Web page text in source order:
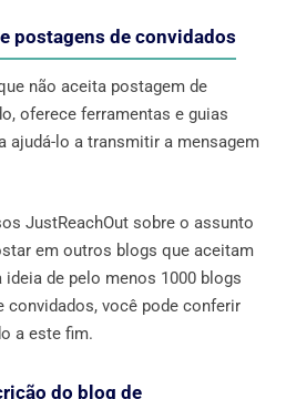
postagens de convidados
não aceita postagem de
oferece ferramentas e guias
ajudá-lo a transmitir a mensagem
JustReachOut sobre o assunto
em outros blogs que aceitam
de pelo menos 1000 blogs
convidados, você pode conferir
a este fim.
do blog de